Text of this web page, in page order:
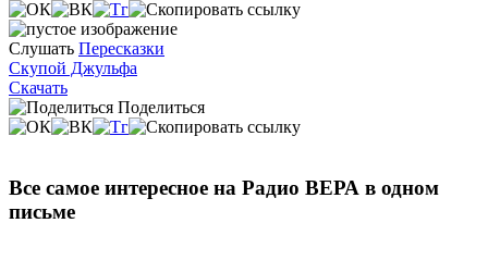
Слушать Пересказки
Скупой Джульфа
Скачать
Поделиться
Все самое интересное на Радио ВЕРА в одном
письме